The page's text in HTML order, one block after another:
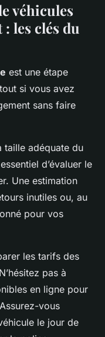
véhicules
les clés du
est une étape
si vous avez
sans faire
taille adéquate du
d’évaluer le
Une estimation
inutiles ou, au
pour vos
les tarifs des
pas à
en ligne pour
vous
le jour de